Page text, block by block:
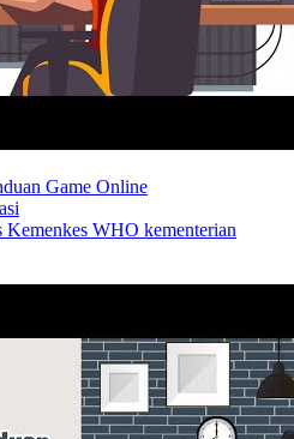
Game Online
Kemenkes WHO kementerian